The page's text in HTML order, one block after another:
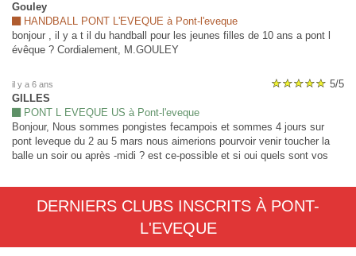
Gouley
HANDBALL PONT L'EVEQUE à Pont-l'eveque
bonjour , il y a t il du handball pour les jeunes filles de 10 ans a pont l
évêque ? Cordialement, M.GOULEY
il y a 6 ans
5/5
GILLES
PONT L EVEQUE US à Pont-l'eveque
Bonjour, Nous sommes pongistes fecampois et sommes 4 jours sur
pont leveque du 2 au 5 mars nous aimerions pourvoir venir toucher la
balle un soir ou après -midi ? est ce-possible et si oui quels sont vos
DERNIERS CLUBS INSCRITS À PONT-
L'EVEQUE